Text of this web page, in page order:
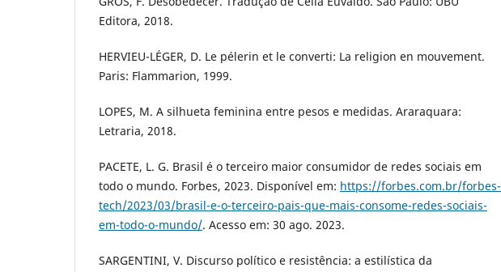
Editora, 2018.
HERVIEU-LÉGER, D. Le pélerin et le converti: La religion en mouvement.
Paris: Flammarion, 1999.
LOPES, M. A silhueta feminina entre pesos e medidas. Araraquara:
Letraria, 2018.
PACETE, L. G. Brasil é o terceiro maior consumidor de redes sociais em
todo o mundo. Forbes, 2023. Disponível em: https://forbes.com.br/forbes-
tech/2023/03/brasil-e-o-terceiro-pais-que-mais-consome-redes-sociais-
em-todo-o-mundo/. Acesso em: 30 ago. 2023.
SARGENTINI, V. Discurso político e resistência: a estilística da